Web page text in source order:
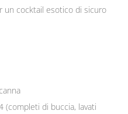
un cocktail esotico di sicuro
(completi di buccia, lavati